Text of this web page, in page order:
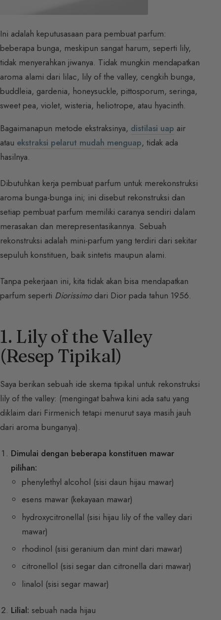
Ini adalah keputusasaan para pembuat parfum:
beberapa bunga, meskipun sangat harum, seperti lily,
tidak menyerahkan jiwanya. Tidak mungkin mendapatkan
aroma alami dari lilac, lily of the valley, cengkih bunga,
buddleia, gardenia, honeysuckle, pittosporum, seringa,
sweet pea, violet, wisteria, heliotrope, atau hyacinth.
Bagaimanapun metode ekstraksinya, distilasi uap air
atau ekstraksi pelarut mudah menguap, tidak ada
hasilnya.
Dibutuhkan kerja pembuat parfum untuk merekonstruksi
aroma bunga-bunga ini; ini disebut rekonstruksi dan
setiap pembuat parfum memiliki caranya sendiri dalam
merasakan dan merepresentasikannya. Sebuah
rekonstruksi adalah mini-parfum yang terdiri dari sekitar
sepuluh konstituen, baik sintetis maupun alami.
Tanpa pekerjaan ini, kita tidak akan bisa mendapatkan
parfum seperti Diorissimodari Dior pada tahun 1956.
1. Lily of the Valley
(Resep Tipikal)
Saya berikan sebuah ide skema tipikal untuk rekonstruksi
lily of the valley: (mengingat bahwa kini ada satu yang
diklaim dari Firmenich tetapi menurut saya masih jauh
dari aroma bunganya).
Dimulai dengan beberapa konstituen mawar
pilihan:
phenylethyl alcohol (sisi daun hijau mawar)
esens mawar (kekayaan mawar)
hydroxycitronellal (sisi hijau lily of the valley dari
mawar)
rhodinol (sisi geranium dan mint dari mawar)
citronellol (sisi segar dan citronella dari mawar)
linalol (sisi segar mawar)
Lilial: sebuah nada hijau